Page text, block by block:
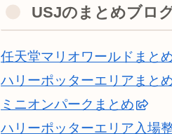
USJのまとめブロ
任天堂マリオワールドまと
ハリーポッターエリアまと
ミニオンパークまとめ
ハリーポッターエリア入場